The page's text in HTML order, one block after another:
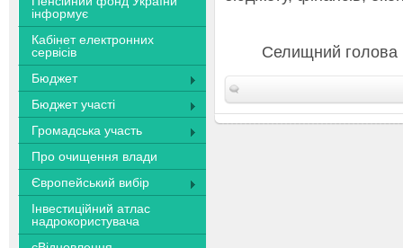
інформує
Кабінет електронних
сервісів
Бюджет
Бюджет участі
Громадська участь
Про очищення влади
Європейський вибір
Інвестиційний атлас
надрокористувача